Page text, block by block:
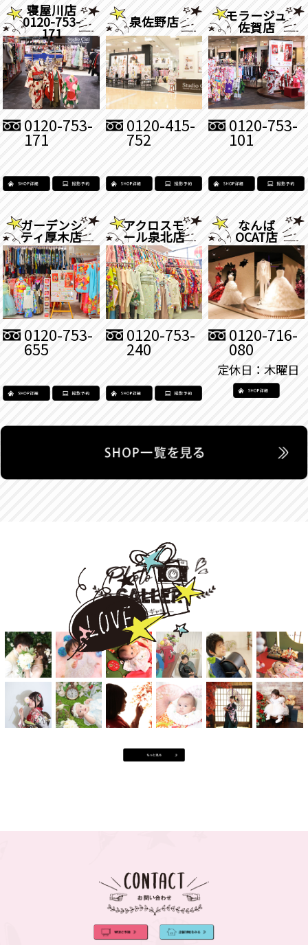
寝屋川店
0120-753-
171
0120-753-
171
泉佐野店
0120-415-
752
モラージュ
佐賀店
0120-753-
101
ガーデンシ
ティ厚木店
0120-753-
655
アクロスモ
ール泉北店
0120-753-
240
なんば
OCAT店
0120-716-
080
定休日：木曜日